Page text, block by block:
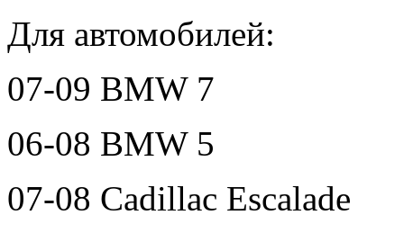
Для автомобилей:
07-09 BMW 7
06-08 BMW 5
07-08 Cadillac Escalade